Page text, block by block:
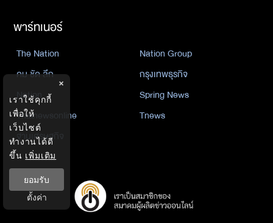
พาร์ทเนอร์
The Nation
Nation Group
คม ชัด ลึก
กรุงเทพธุรกิจ
Nation
Spring News
Thainewsonline
Tnews
ฐานเศรษฐกิจ
×
เราใช้คุกกี้
เพื่อให้
เว็บไซต์
ทำงานได้ดี
ขึ้น เพิ่มเติม
ยอมรับ
ตั้งค่า